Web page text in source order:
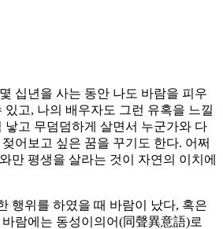
십년을 사는 동안 나도 바람을 피우
있고, 나의 배우자도 그런 유혹을 느낄
낳고 무덤덤하게 살면서 누군가와 다
어보고 싶은 꿈을 꾸기도 한다. 어쩌
만 평생을 살라는 것이 자연의 이치에
행위를 하였을 때 바람이 났다, 혹은
람에는 동성이의어(同聲異意語)로